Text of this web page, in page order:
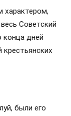
характером,
Советский
дней
были его